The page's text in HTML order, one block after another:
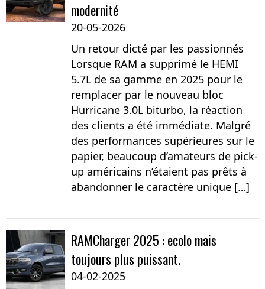
modernité
20-05-2026
Un retour dicté par les passionnés
Lorsque RAM a supprimé le HEMI
5.7L de sa gamme en 2025 pour le
remplacer par le nouveau bloc
Hurricane 3.0L biturbo, la réaction
des clients a été immédiate. Malgré
des performances supérieures sur le
papier, beaucoup d’amateurs de pick-
up américains n’étaient pas prêts à
abandonner le caractère unique […]
RAMCharger 2025 : ecolo mais
toujours plus puissant.
04-02-2025